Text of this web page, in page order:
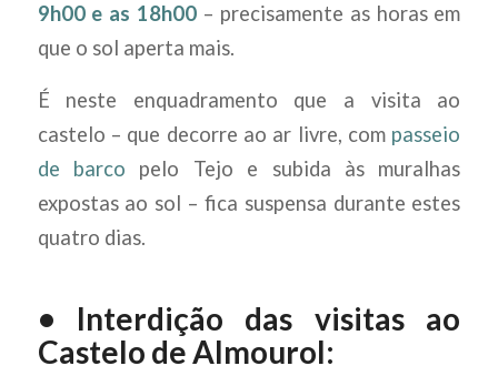
9h00 e as 18h00 – precisamente as horas em
que o sol aperta mais.
É neste enquadramento que a visita ao
castelo – que decorre ao ar livre, com passeio
de barco pelo Tejo e subida às muralhas
expostas ao sol – fica suspensa durante estes
quatro dias.
• Interdição das visitas ao
Castelo de Almourol: